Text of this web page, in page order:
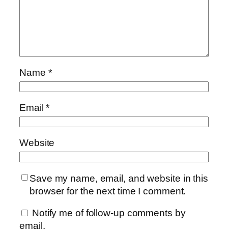
Name *
Email*
Website
Save my name, email, and website in this
browser for the next time I comment.
Notify me of follow-up comments by
email.